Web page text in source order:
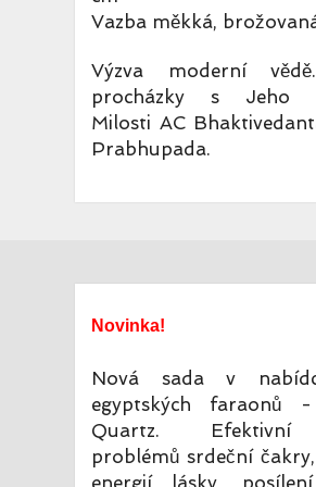
Vazba měkká,
Výzva moderní
procházky s Jeho
Milosti AC
Prabhupada.
Novinka!
Nová sada v
egyptských faraonů -
Quartz. Efektivní
problémů srdeční
energií lásky,